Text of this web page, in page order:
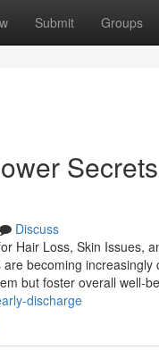
Submit Groups
Discuss
Hair Loss, Skin Issues,
becoming
but foster overall well-
discharge